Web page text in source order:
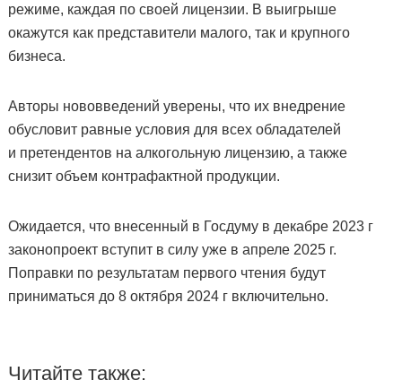
режиме, каждая по своей лицензии. В выигрыше
окажутся как представители малого, так и крупного
бизнеса.
Авторы нововведений уверены, что их внедрение
обусловит равные условия для всех обладателей
и претендентов на алкогольную лицензию, а также
снизит объем контрафактной продукции.
Ожидается, что внесенный в Госдуму в декабре 2023 г
законопроект вступит в силу уже в апреле 2025 г.
Поправки по результатам первого чтения будут
приниматься до 8 октября 2024 г включительно.
Читайте также: